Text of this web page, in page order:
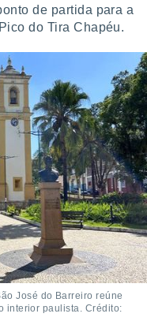
de partida para a
do Tira Chapéu.
José do Barreiro reúne
interior paulista. Crédito: